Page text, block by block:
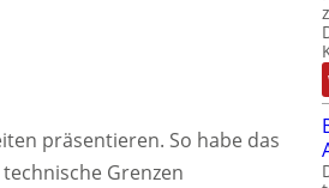
präsentieren. So habe das
Grenzen